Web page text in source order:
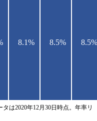
8.1% 8.5% 8.5%
は2020年12月30日時点。年率リ